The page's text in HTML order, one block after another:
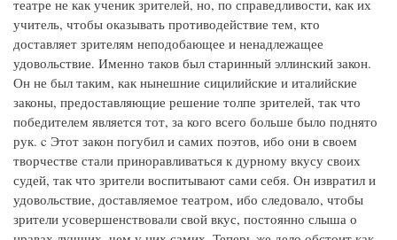
театре не как ученик зрителей, но, по справедливости, как их
учитель, чтобы оказывать противодействие тем, кто
доставляет зрителям неподобающее и ненадлежащее
удовольствие. Именно таков был старинный эллинский закон.
Он не был таким, как нынешние сицилийские и италийские
законы, предоставляющие решение толпе зрителей, так что
победителем является тот, за кого всего больше было поднято
рук. c Этот закон погубил и самих поэтов, ибо они в своем
творчестве стали приноравливаться к дурному вкусу своих
судей, так что зрители воспитывают сами себя. Он извратил и
удовольствие, доставляемое театром, ибо следовало, чтобы
зрители усовершенствовали свой вкус, постоянно слыша о